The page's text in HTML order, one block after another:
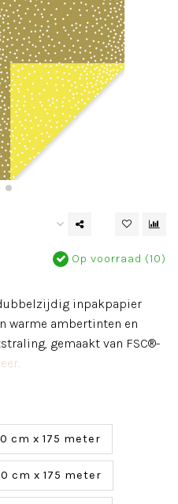
Op voorraad (10)
inpakpapier
warme ambertinten en
gemaakt van FSC®-
cm x 175 meter
cm x 175 meter